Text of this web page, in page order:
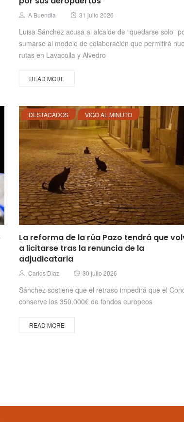
Author
A Buendia
Posted
31 julio 2026
Luisa Sánchez acusa al alcalde de “quedarse solo”
sumarse al modelo de colaboración que permitirá
rutas en Lavacolla y Alvedro
READ MORE
DESTACADOS VIGO AL MINUTO
La reforma de la rúa Pazo tendrá que
a licitarse tras la renuncia de la
adjudicataria
Author
Carlos Diaz
Posted
30 julio 2026
Sánchez sostiene que el retraso impedirá que el
conserve los 350.000€ de fondos europeos
READ MORE